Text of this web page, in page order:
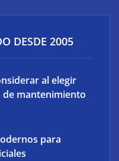
DESDE 2005
al elegir
de mantenimiento
para